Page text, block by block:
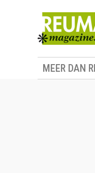
MEER DAN